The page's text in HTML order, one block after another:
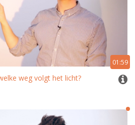
01:59
weg volgt het licht?